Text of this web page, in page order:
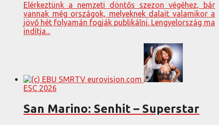
Elérkeztünk a nemzeti döntős szezon végéhez, bár
vannak még országok, melyeknek dalait valamikor a
jövő hét folyamán fogják publikálni. Lengyelország ma
indítja...
ESC 2026
San Marino: Senhit – Superstar